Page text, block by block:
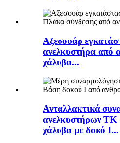
Αξεσουάρ
ανελκυστήρα από
χάλυβα...
Ανταλλακτικά
ανελκυστήρων TK
χάλυβα με δοκό I...